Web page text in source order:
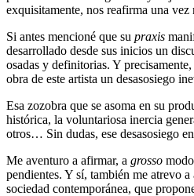
exquisitamente, nos reafirma una
Si antes mencioné que su praxis
desarrollado desde sus inicios un
osadas y definitorias. Y
obra de este artista un desasosiego
Esa zozobra que se asoma en su
histórica, la voluntariosa inercia
otros… Sin dudas, ese desasosiego
Me aventuro a afirmar, a grosso
pendientes. Y sí, también me atrevo
sociedad contemporánea, que